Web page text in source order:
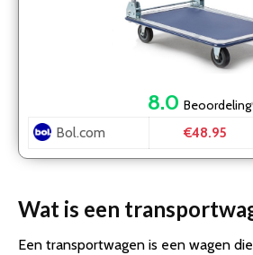
8.0 Beoordeling
Bol.com €48.95
Wat is een
Een transportwagen is een wagen